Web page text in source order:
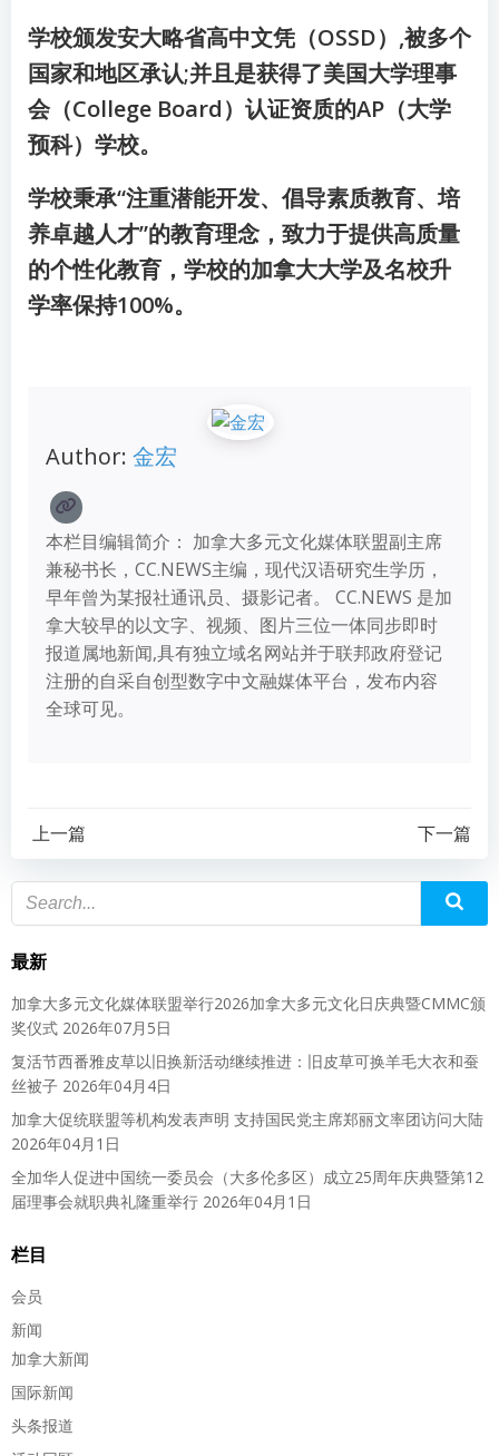
学校颁发安大略省高中文凭（OSSD）,被多个
国家和地区承认;并且是获得了美国大学理事
会（College Board）认证资质的AP（大学
预科）学校。
学校秉承“注重潜能开发、倡导素质教育、培
养卓越人才”的教育理念，致力于提供高质量
的个性化教育，学校的加拿大大学及名校升
学率保持100%。
Author: 金宏
本栏目编辑简介： 加拿大多元文化媒体联盟副主席
兼秘书长，CC.NEWS主编，现代汉语研究生学历，
早年曾为某报社通讯员、摄影记者。 CC.NEWS 是加
拿大较早的以文字、视频、图片三位一体同步即时
报道属地新闻,具有独立域名网站并于联邦政府登记
注册的自采自创型数字中文融媒体平台，发布内容
全球可见。
上一篇 下一篇
最新
加拿大多元文化媒体联盟举行2026加拿大多元文化日庆典暨CMMC颁
奖仪式 2026年07月5日
复活节西番雅皮草以旧换新活动继续推进：旧皮草可换羊毛大衣和蚕
丝被子 2026年04月4日
加拿大促统联盟等机构发表声明 支持国民党主席郑丽文率团访问大陆
2026年04月1日
全加华人促进中国统一委员会（大多伦多区）成立25周年庆典暨第12
届理事会就职典礼隆重举行 2026年04月1日
栏目
会员
新闻
加拿大新闻
国际新闻
头条报道